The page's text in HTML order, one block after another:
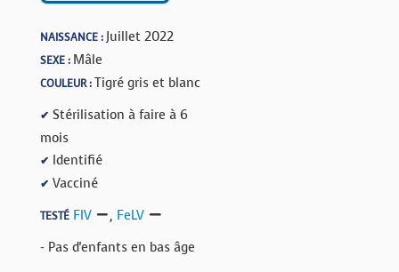
NAISSANCE : Juillet 2022
SEXE : Mâle
COULEUR :Tigré gris et blanc
✔ Stérilisation à faire à 6
mois
✔ Identifié
✔ Vacciné
TESTÉ FIV , FeLV
- Pas d'enfants en bas âge